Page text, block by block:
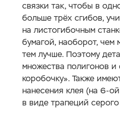
связки так, чтобы в
больше трёх сгибов,
на листогибочным
бумагой, наоборот, чем
тем лучше. Поэтому
множества полигонов и
коробочку». Также
нанесения клея (на 6-
в виде трапеций